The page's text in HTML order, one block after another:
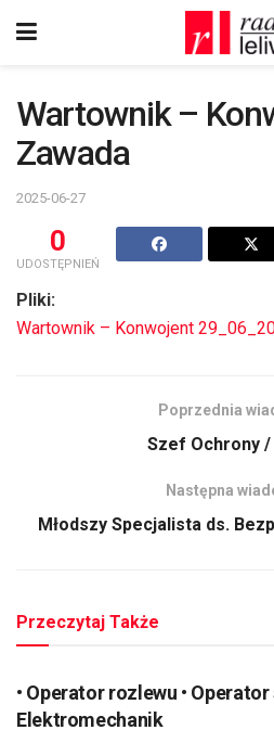
Wartownik –
Zawada
2025-06-27
0
UDOSTĘPNIEŃ
Pliki:
Wartownik – Konwojent
Poprzednia
Szef Ochrony /
Następna
Młodszy Specjalista ds.
Przeczytaj Także
• Operator rozlewu • Operator
Elektromechanik